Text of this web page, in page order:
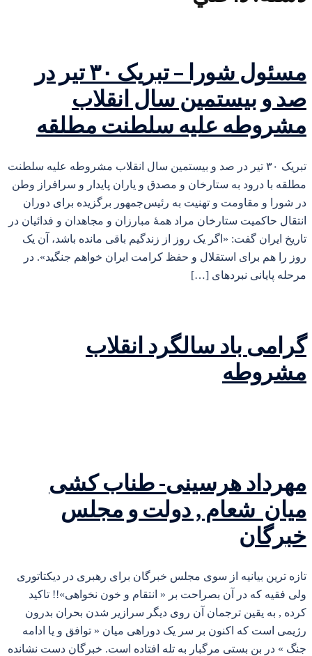
مسئول شورا – تبریک ۳۰ تیر در
صد و بیستمین سال انقلاب
مشروطه علیه سلطنت مطلقه
تبریک ۳۰ تیر در صد و بیستمین سال انقلاب مشروطه علیه سلطنت
مطلقه با درود به ستارخان و مصدق و یاران پایدار و سرافراز وطن
در شورا و مقاومت و تهنیت به رئیس‌جمهور برگزیده برای دوران
انتقال حاکمیت ستارخان مراد همهٔ مبارزان و مجاهدان و فدائیان در
تاریخ ایران گفت: «اگر یک روز از زندگیم باقی مانده باشد، آن یک
روز را هم برای استقلال و حفظ کرامت ایران خواهم جنگید». در
مرحله پایانی نبردهای […]
گرامی باد سالگرد انقلاب
مشروطه
مهرداد هرسینی- طناب کشی
میان شعام , دولت و مجلس
خبرگان
تازه ترین بیانیه از سوی مجلس خبرگان برای رهبری در دیکتاتوری
ولی فقیه که در آن بصراحت بر « انتقام و خون نخواهی»!! تاکید
کرده , به یقین ترجمان آن روی دیگر سرازیر شدن بحران بدرون
رژیمی است که اکنون بر سر یک دوراهی میان « توافق و یا ادامه
جنگ » در بن بستی مرگبار به تله افتاده است. خبرگان دست نشانده